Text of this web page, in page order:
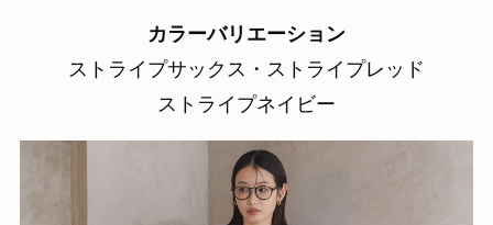
カラーバリエーション
ストライプサックス・ストライプレッド
ストライプネイビー